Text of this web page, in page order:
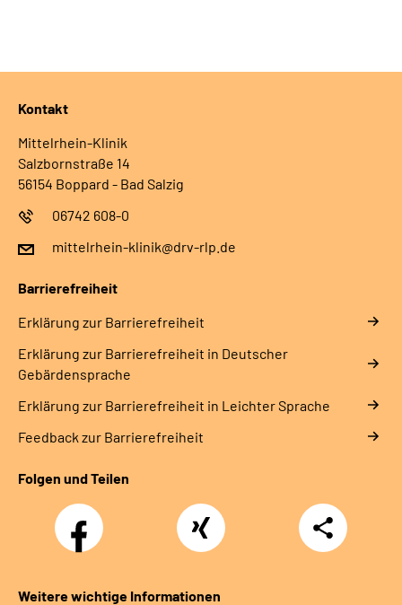
Kontakt
Mittelrhein-Klinik
Salzbornstraße 14
56154 Boppard - Bad Salzig
06742 608-0
mittelrhein-klinik@drv-rlp.de
Barrierefreiheit
Erklärung zur Barrierefreiheit
Erklärung zur Barrierefreiheit in Deutscher
Gebärdensprache
Erklärung zur Barrierefreiheit in Leichter Sprache
Feedback zur Barrierefreiheit
Folgen und Teilen
Facebook Xing
Teilen
Weitere wichtige Informationen